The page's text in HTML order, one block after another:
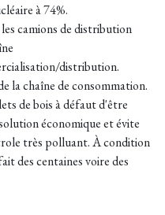
à 74%.
camions de distribution
distribution.
la chaîne de consommation.
de bois à défaut d'être
économique et évite
très polluant. À condition
des centaines voire des